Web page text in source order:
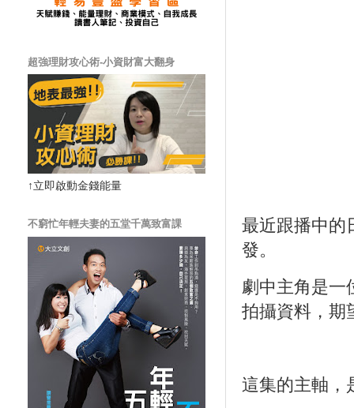
最近跟播中的
發。
劇中主角是一
拍攝資料，期
這集的主軸，
超強理財攻心術-小資財富大翻身
↑立即啟動金錢能量
不窮忙年輕夫妻的五堂千萬致富課